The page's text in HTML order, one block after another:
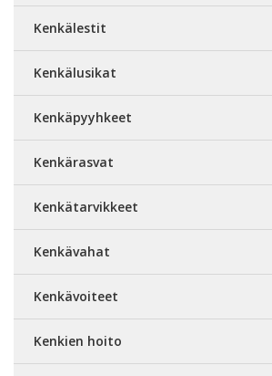
Kenkälestit
Kenkälusikat
Kenkäpyyhkeet
Kenkärasvat
Kenkätarvikkeet
Kenkävahat
Kenkävoiteet
Kenkien hoito